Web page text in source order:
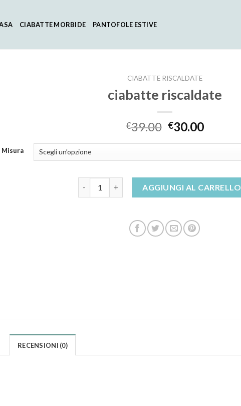
CIABATTE MORBIDE PANTOFOLE ESTIVE
CIABATTE RISCALDATE
ciabatte riscaldate
€39.00 €30.00
Misura
AGGIUNGI AL CARRELLO
RECENSIONI (0)